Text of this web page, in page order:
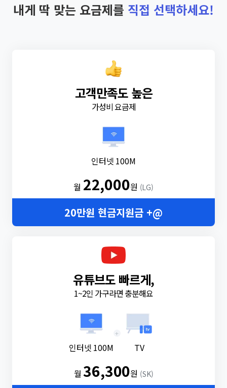
내게 딱 맞는 요금제를 직접 선택하세요!
고객만족도 높은
가성비 요금제
인터넷 100M
월 22,000원 (LG)
20만원 현금지원금 +@
유튜브도 빠르게,
1~2인 가구라면 충분해요
인터넷 100M
+
TV
월36,300원 (SK)